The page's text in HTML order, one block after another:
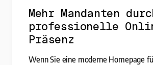
Mehr Mandanten
professionelle
Präsenz
Wenn Sie eine moderne Homepage